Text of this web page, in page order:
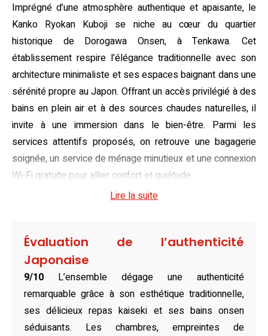
Imprégné d’une atmosphère authentique et apaisante, le
Kanko Ryokan Kuboji se niche au cœur du quartier
historique de Dorogawa Onsen, à Tenkawa. Cet
établissement respire l’élégance traditionnelle avec son
architecture minimaliste et ses espaces baignant dans une
sérénité propre au Japon. Offrant un accès privilégié à des
bains en plein air et à des sources chaudes naturelles, il
invite à une immersion dans le bien-être. Parmi les
services attentifs proposés, on retrouve une bagagerie
soignée, un service de ménage minutieux et une connexion
Wi-Fi gratuite pour allier confort et quiétude.
Véritable sanctuaire intime, les chambres du ryokan
et leur décoration épurée. Chaque espace, agrémenté de
futons traditionnels et de touches naturelles comme les
parois en bois et en papier, offre des vues apaisantes sur
les montagnes environnantes. Ici, chaque détail est pensé
pour sublimer le séjour, dans une ambiance subtilement
harmonieuse, propre à ce superbe ryokan à Tenkawa.
Lire la suite
Évaluation de l’authenticité
Japonaise
9/10
L’ensemble dégage une authenticité
remarquable grâce à son esthétique traditionnelle,
ses délicieux repas kaiseki et ses bains onsen
séduisants. Les chambres, empreintes de